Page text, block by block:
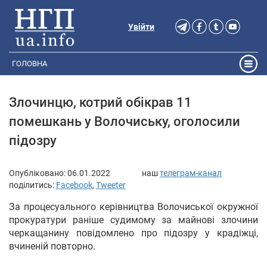
Увійти
ГОЛОВНА
Злочинцю, котрий обікрав 11
помешкань у Волочиську, оголосили
підозру
Опубліковано:06.01.2022 наштелеграм-канал
поділитись: Facebook, Tweeter
За процесуального керівництва Волочиської окружної
прокуратури раніше судимому за майнові злочини
черкащанину повідомлено про підозру у крадіжці,
вчиненій повторно.